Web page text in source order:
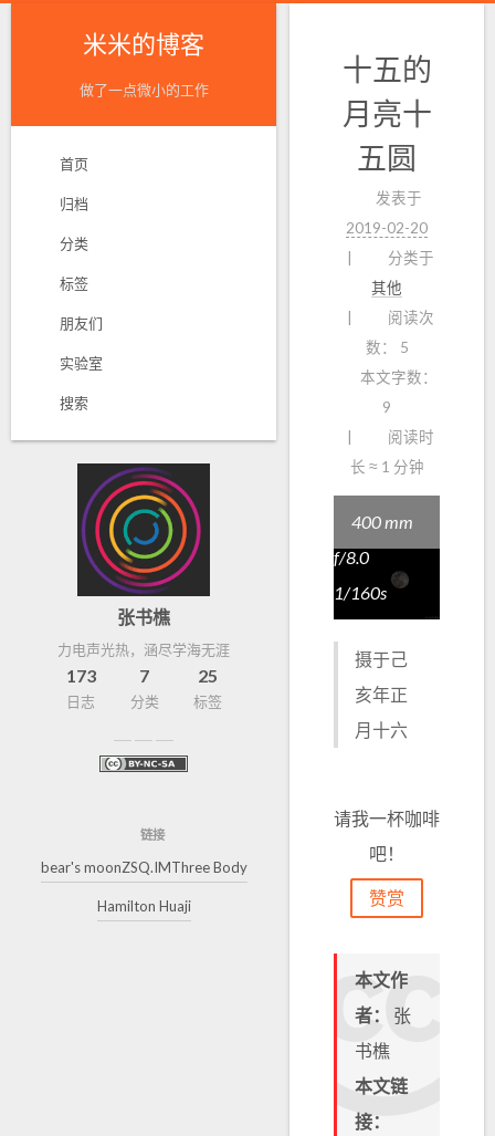
米米的博客
做了一点微小的工作
首页
归档
分类
标签
朋友们
实验室
搜索
张书樵
力电声光热，涵尽学海无涯
173
日志
7
分类
25
标签
链接
bear's moonZSQ.IMThree Body
Hamilton Huaji
十五的
月亮十
五圆
发表于
2019-02-20
分类于
其他
阅读次
数：
5
本文字数：
9
阅读时
长 ≈ 1 分钟
400 mm
f/8.0
1/160s
摄于己
亥年正
月十六
请我一杯咖啡
吧！
赞赏
本文作
者： 张
书樵
本文链
接：